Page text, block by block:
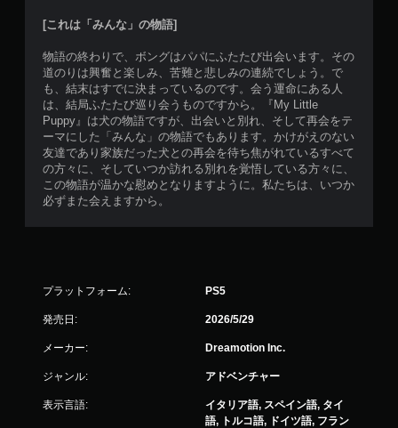
[これは「みんな」の物語]
物語の終わりで、ボングはパパにふたたび出会います。その
道のりは興奮と楽しみ、苦難と悲しみの連続でしょう。で
も、結末はすでに決まっているのです。会う運命にある人
は、結局ふたたび巡り会うものですから。『My Little
Puppy』は犬の物語ですが、出会いと別れ、そして再会をテ
ーマにした「みんな」の物語でもあります。かけがえのない
友達であり家族だった犬との再会を待ち焦がれているすべて
の方々に、そしていつか訪れる別れを覚悟している方々に、
この物語が温かな慰めとなりますように。私たちは、いつか
必ずまた会えますから。
プラットフォーム: PS5
発売日: 2026/5/29
メーカー: Dreamotion Inc.
ジャンル: アドベンチャー
表示言語:
イタリア語, スペイン語, タイ
語, トルコ語, ドイツ語, フラン